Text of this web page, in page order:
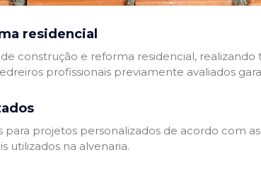
residencial
construção e reforma residencial,
profissionais previamente avaliados
para projetos personalizados de acordo com
utilizados na alvenaria.